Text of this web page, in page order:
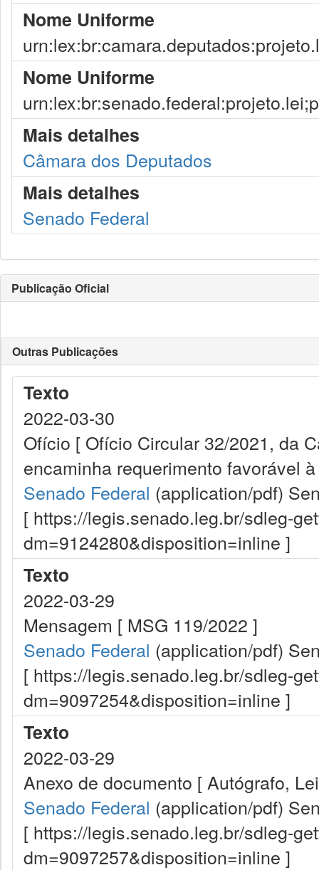
Nome Uniforme
Nome Uniforme
Mais detalhes
Câmara dos Deputados
Mais detalhes
Senado Federal
Publicação Oficial
Outras Publicações
Texto
2022-03-30
Ofício [ Ofício Circular 32/2021, da
encaminha requerimento favorável
Senado Federal (application/pdf)
[ https://legis.senado.leg.br/sdleg-
dm=9124280&disposition=inline ]
Texto
2022-03-29
Mensagem [ MSG 119/2022 ]
Senado Federal (application/pdf)
[ https://legis.senado.leg.br/sdleg-
dm=9097254&disposition=inline ]
Texto
2022-03-29
Anexo de documento [ Autógrafo,
Senado Federal (application/pdf)
[ https://legis.senado.leg.br/sdleg-
dm=9097257&disposition=inline ]